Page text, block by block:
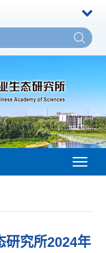
研究所2024年